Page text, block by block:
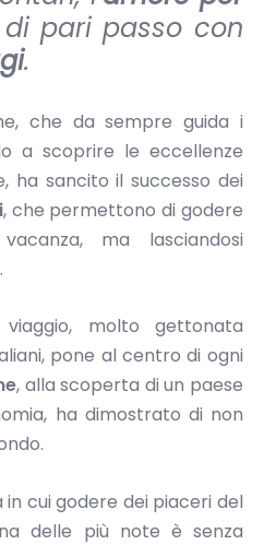
pari passo con
.
che da sempre guida i
a scoprire le eccellenze
ha sancito il successo dei
, che permettono di godere
ma lasciandosi
molto gettonata
pone al centro di ogni
, alla scoperta di un paese
ha dimostrato di non
cui godere dei piaceri del
delle più note è senza